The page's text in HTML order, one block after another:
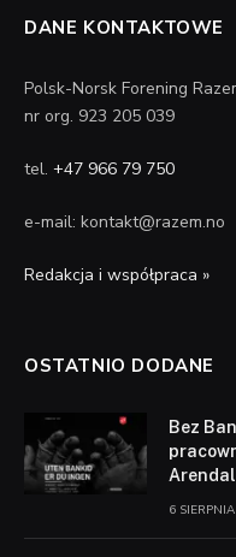
DANE KONTAKTOWE
Polsk-Norsk Forening
nr org. 923 205 039
tel. +47 966 79 750
e-mail: kontakt@razem.no
Redakcja i współpraca »
OSTATNIO DODANE
Bez
6